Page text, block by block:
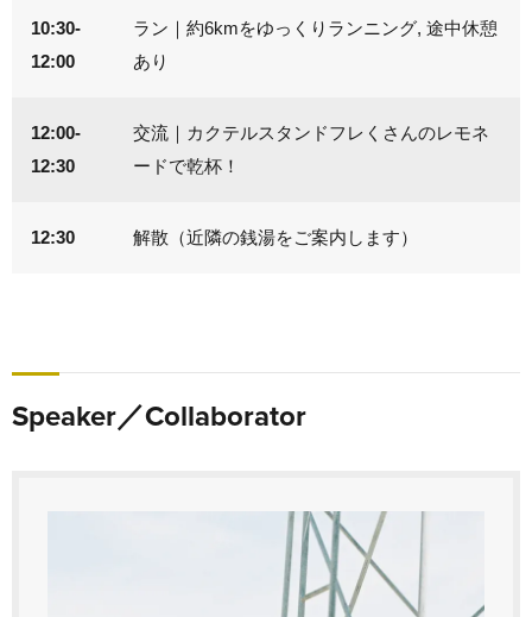
10:30-
12:00
ラン｜約6kmをゆっくりランニング, 途中休憩
あり
12:00-
12:30
交流｜カクテルスタンドフレくさんのレモネ
ードで乾杯！
12:30 解散（近隣の銭湯をご案内します）
Speaker／Collaborator